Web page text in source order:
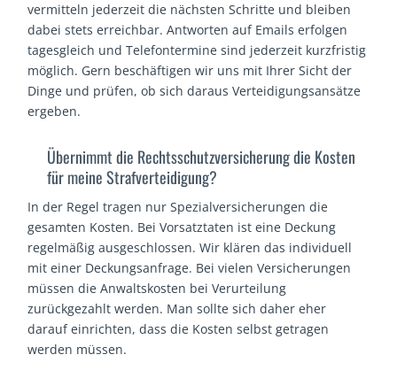
vermitteln jederzeit die nächsten Schritte und bleiben
dabei stets erreichbar. Antworten auf Emails erfolgen
tagesgleich und Telefontermine sind jederzeit kurzfristig
möglich. Gern beschäftigen wir uns mit Ihrer Sicht der
Dinge und prüfen, ob sich daraus Verteidigungsansätze
ergeben.
Übernimmt die Rechtsschutzversicherung die Kosten
für meine Strafverteidigung?
In der Regel tragen nur Spezialversicherungen die
gesamten Kosten. Bei Vorsatztaten ist eine Deckung
regelmäßig ausgeschlossen. Wir klären das individuell
mit einer Deckungsanfrage. Bei vielen Versicherungen
müssen die Anwaltskosten bei Verurteilung
zurückgezahlt werden. Man sollte sich daher eher
darauf einrichten, dass die Kosten selbst getragen
werden müssen.